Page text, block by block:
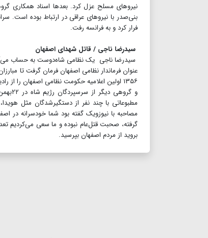
نیروهای مسلح عزل کرد. بعدها اسناد همکاری
فرار کرد و به فرانسه رفت.
سیدرضا ناجی / قاتل شهدای اصفهان
سیدرضا ناجی یک نظامی شاه‌دوست به حساب
۱۳۵۶ اولین اعلامیه حکومت نظامی اصفهان را
مطبوعاتی با چند نفر از دستگیرشدگان مثل
مصاحبه با نیوزویک گفته بود شما خودسرانه در
گرفته، صحبت قتل‌عام نبوده و ما سعی می‌کردیم
بروید از مردم اصفهان بپرسید.